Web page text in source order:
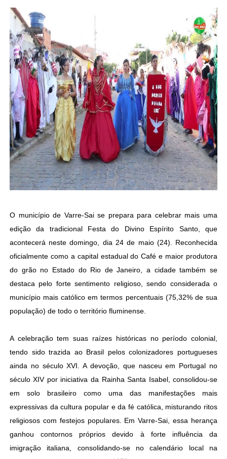
O município de Varre-Sai se prepara para celebrar mais uma
edição da tradicional Festa do Divino Espírito Santo, que
acontecerá neste domingo, dia 24 de maio (24). Reconhecida
oficialmente como a capital estadual do Café e maior produtora
do grão no Estado do Rio de Janeiro, a cidade também se
destaca pelo forte sentimento religioso, sendo considerada o
município mais católico em termos percentuais (75,32% de sua
população) de todo o território fluminense.
A celebração tem suas raízes históricas no período colonial,
tendo sido trazida ao Brasil pelos colonizadores portugueses
ainda no século XVI. A devoção, que nasceu em Portugal no
século XIV por iniciativa da Rainha Santa Isabel, consolidou-se
em solo brasileiro como uma das manifestações mais
expressivas da cultura popular e da fé católica, misturando ritos
religiosos com festejos populares. Em Varre-Sai, essa herança
ganhou contornos próprios devido à forte influência da
imigração italiana, consolidando-se no calendário local na